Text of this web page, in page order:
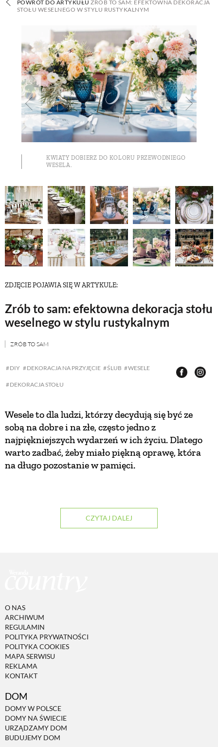
POWRÓT DO ARTYKUŁUZRÓB TO SAM: EFEKTOWNA DEKORACJA
STOŁU WESELNEGO W STYLU RUSTYKALNYM
KWIATY DOBIERZ DO KOLORU PRZEWODNIEGO
WESELA.
ZDJĘCIE POJAWIA SIĘ W ARTYKULE:
Zrób to sam: efektowna dekoracja stołu
weselnego w stylu rustykalnym
ZRÓB TO SAM
DIY DEKORACJA NA PRZYJĘCIE ŚLUB WESELE
DEKORACJA STOŁU
Wesele to dla ludzi, którzy decydują się być ze
sobą na dobre i na złe, często jedno z
najpiękniejszych wydarzeń w ich życiu. Dlatego
warto zadbać, żeby miało piękną oprawę, która
na długo pozostanie w pamięci.
CZYTAJ DALEJ
O NAS
ARCHIWUM
REGULAMIN
POLITYKA PRYWATNOŚCI
POLITYKA COOKIES
MAPA SERWISU
REKLAMA
KONTAKT
DOM
DOMY W POLSCE
DOMY NA ŚWIECIE
URZĄDZAMY DOM
BUDUJEMY DOM
BUDUJEMY DOM
OGRÓD
WARZYWA I OWOCE
ROŚLINY OGRODOWE
PROJEKTOWANIE OGRODU
NATURALNIE
NATURALNA APTECZKA
EKO ŻYCIE
ZWIERZĘTA DOMOWE
ZWIERZĘTA W NATURZE
KRAJOBRAZ